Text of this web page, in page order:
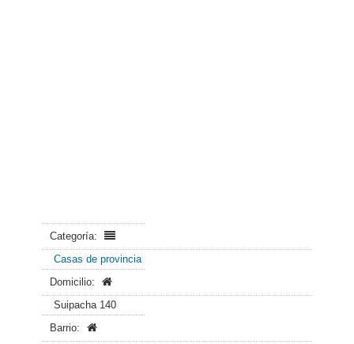
Categoría:
Casas de provincia
Domicilio:
Suipacha 140
Barrio: